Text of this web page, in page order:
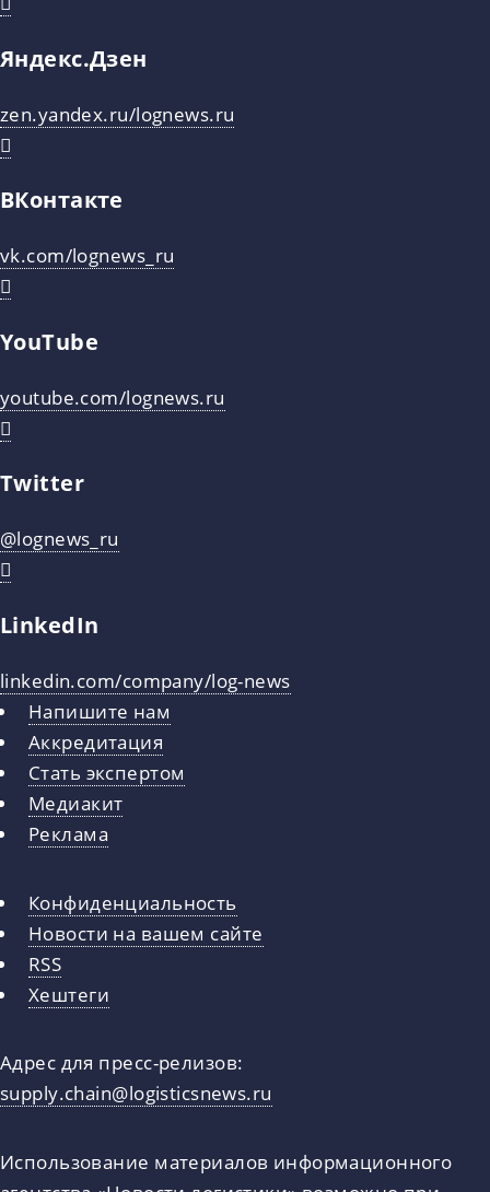
Яндекс.Дзен
zen.yandex.ru/lognews.ru
ВКонтакте
vk.com/lognews_ru
YouTube
youtube.com/lognews.ru
Twitter
@lognews_ru
LinkedIn
linkedin.com/company/log-news
Напишите нам
Аккредитация
Стать экспертом
Медиакит
Реклама
Конфиденциальность
Новости на вашем сайте
RSS
Хештеги
Адрес для пресс-релизов:
supply.chain@logisticsnews.ru
Использование материалов информационного